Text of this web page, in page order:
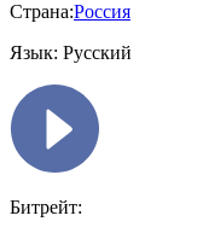
Страна:Россия
Язык: Русский
Битрейт: